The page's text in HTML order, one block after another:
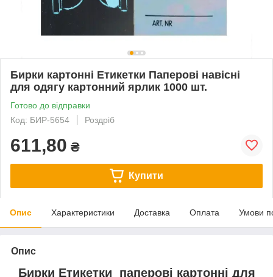
Бирки картонні Етикетки Паперові навісні
для одягу картонний ярлик 1000 шт.
Готово до відправки
Код: БИР-5654
Роздріб
611,80 ₴
Купити
Опис Характеристики Доставка Оплата Умови
Опис
Бирки Етикетки паперові картонні для